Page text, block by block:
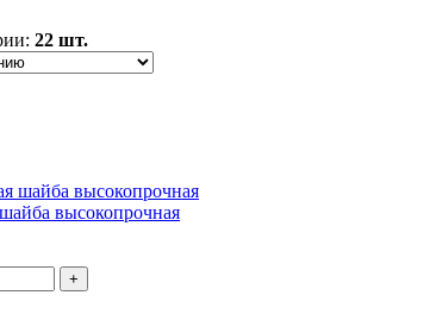
22 шт.
высокопрочная
+